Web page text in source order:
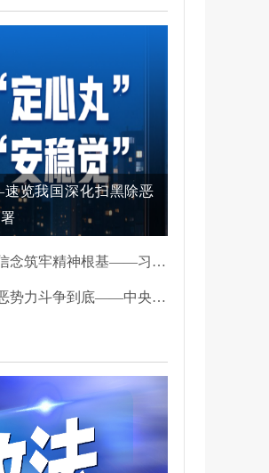
览我国深化扫黑除恶
以坚定的理想信念筑牢精神根基——习近平党建思想理论品格系列述评之一
坚定不移与黑恶势力斗争到底——中央政法委负责同志就开展深化扫黑除恶专项斗争有关问题答记者问